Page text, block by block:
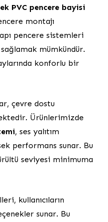
PVC pencere bayisi
montajı
pencere sistemleri
mümkündür.
konforlu bir
çevre dostu
Ürünlerimizde
, ses yalıtım
performans sunar. Bu
seviyesi minimuma
kullanıcıların
sunar. Bu